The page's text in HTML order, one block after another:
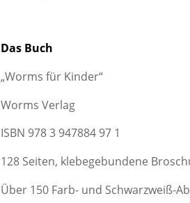
Das Buch
„Worms für Kinder“
Worms Verlag
ISBN 978 3 947884 97 1
128 Seiten, klebegebundene
Über 150 Farb- und Schwarzweiß-